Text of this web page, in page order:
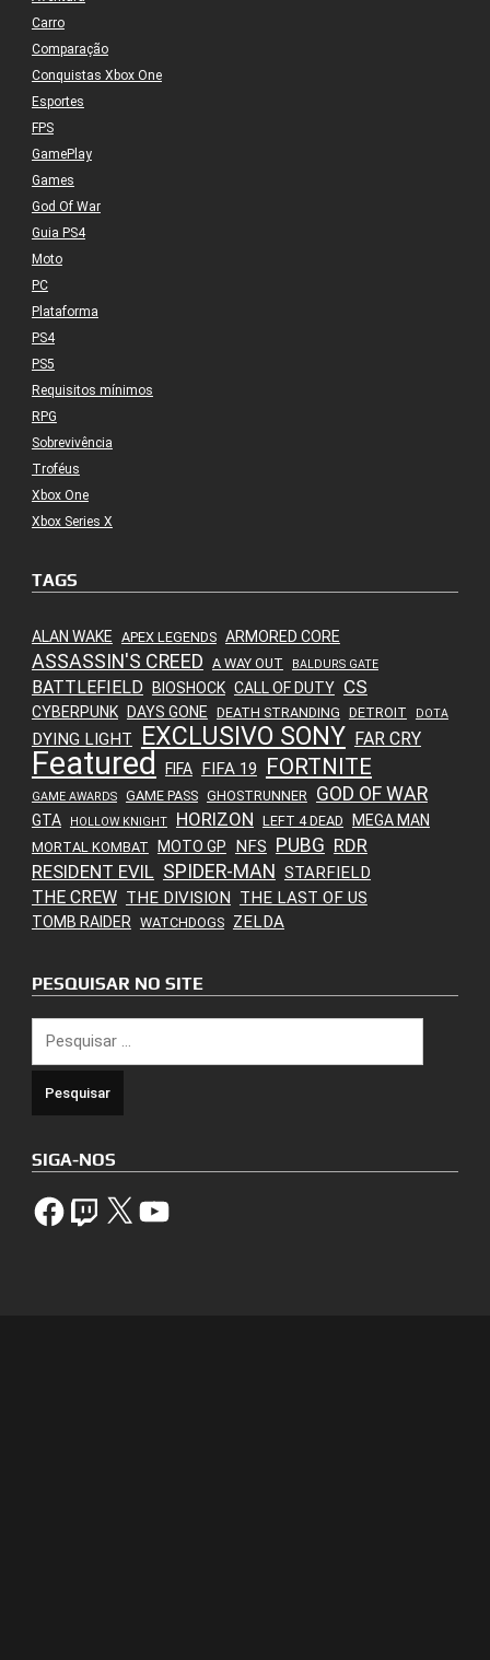
Carro
Comparação
Conquistas Xbox One
Esportes
FPS
GamePlay
Games
God Of War
Guia PS4
Moto
PC
Plataforma
PS4
PS5
Requisitos mínimos
RPG
Sobrevivência
Troféus
Xbox One
Xbox Series X
TAGS
ALAN WAKE APEX LEGENDS ARMORED CORE
ASSASSIN'S CREED A WAY OUT BALDURS GATE
BATTLEFIELD BIOSHOCK CALL OF DUTY CS
CYBERPUNK DAYS GONE DEATH STRANDING DETROIT DOTA
DYING LIGHT EXCLUSIVO SONY FAR CRY
Featured FIFA FIFA 19 FORTNITE
GAME AWARDS GAME PASS GHOSTRUNNER GOD OF WAR
GTA HOLLOW KNIGHT HORIZON LEFT 4 DEAD MEGA MAN
MORTAL KOMBAT MOTO GP NFS PUBG RDR
RESIDENT EVIL SPIDER-MAN STARFIELD
THE CREW THE DIVISION THE LAST OF US
TOMB RAIDER WATCHDOGS ZELDA
PESQUISAR NO SITE
por:
SIGA-NOS
FacebookTwitch X YouTube